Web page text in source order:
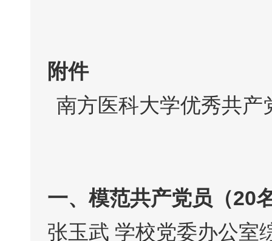
附件
南方医科大学优秀共
一、模范共产党员（20
张玉武 学校党委办公室